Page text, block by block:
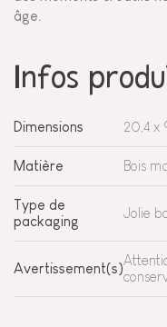
âge.
Infos
Dimensions 20,4 x
Matière Bois
Type de
packaging
Jolie
Avertissement(s)